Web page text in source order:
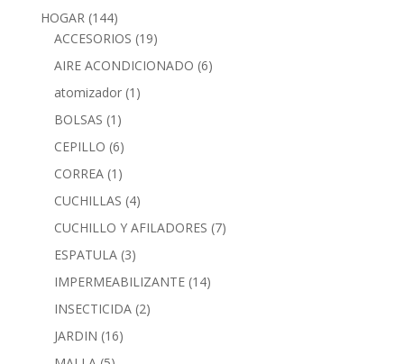
HOGAR (144)
ACCESORIOS (19)
AIRE ACONDICIONADO (6)
atomizador (1)
BOLSAS (1)
CEPILLO (6)
CORREA (1)
CUCHILLAS (4)
CUCHILLO Y AFILADORES (7)
ESPATULA (3)
IMPERMEABILIZANTE (14)
INSECTICIDA (2)
JARDIN (16)